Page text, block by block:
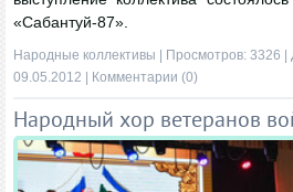
«Сабантуй-87».
Народные коллективы | Просмотров: 3326 |
09.05.2012 | Комментарии (0)
Народный хор ветеранов